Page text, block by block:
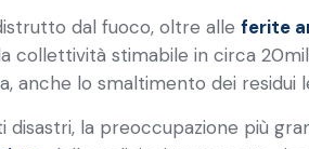
dal fuoco, oltre alle ferite
collettività stimabile in circa
anche lo smaltimento dei
la preoccupazione più